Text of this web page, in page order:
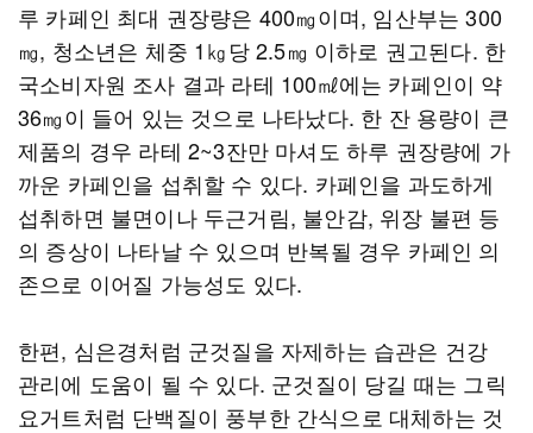
루 카페인 최대 권장량은 400㎎이며, 임산부는 300
㎎, 청소년은 체중 1㎏당 2.5㎎ 이하로 권고된다. 한
국소비자원 조사 결과 라테 100㎖에는 카페인이 약
36㎎이 들어 있는 것으로 나타났다. 한 잔 용량이 큰
제품의 경우 라테 2~3잔만 마셔도 하루 권장량에 가
까운 카페인을 섭취할 수 있다. 카페인을 과도하게
섭취하면 불면이나 두근거림, 불안감, 위장 불편 등
의 증상이 나타날 수 있으며 반복될 경우 카페인 의
존으로 이어질 가능성도 있다.
한편, 심은경처럼 군것질을 자제하는 습관은 건강
관리에 도움이 될 수 있다. 군것질이 당길 때는 그릭
요거트처럼 단백질이 풍부한 간식으로 대체하는 것